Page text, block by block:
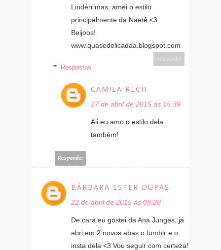
Lindérrimas, amei o estilo
principalmente da Naetê <3
Beijoos!
www.quasedelicadaa.blogspot.com
Responder
Respostas
CAMILA RECH
27 de abril de 2015 às 15:39
Aii eu amo o estilo dela
também!
Responder
BÁRBARA ESTER DUPAS
22 de abril de 2015 às 09:28
De cara eu gostei da Ana Junges, já
abri em 2 novos abas o tumblr e o
insta dela <3 Vou seguir com certeza!